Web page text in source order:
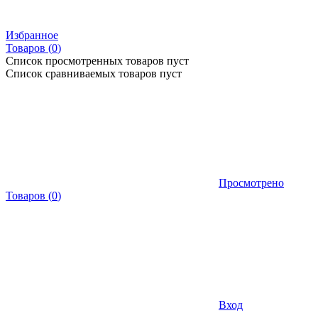
Избранное
Товаров (0)
Список просмотренных товаров пуст
Список сравниваемых товаров пуст
Просмотрено
Товаров (0)
Вход